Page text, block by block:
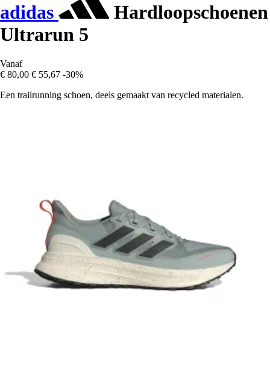
adidas
Hardloopschoenen
Ultrarun 5
Vanaf
€ 80,00 € 55,67 -30%
Een trailrunning schoen, deels gemaakt van recycled materialen.